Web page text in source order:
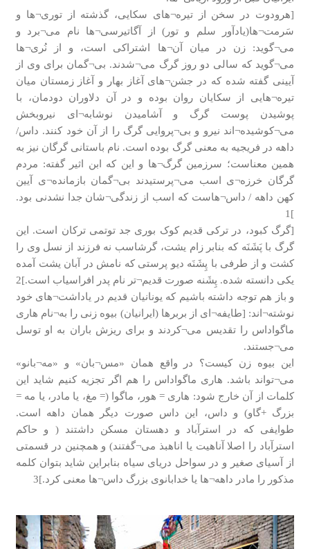
[هرودوت در سخن از تیره¬های سکایی، گذشته از توری¬ها و
سَرمت¬ها(یادآور سلم و تور) از آگاتیرسی¬ها نام می¬برد و
می¬گوید: زن در میان آن¬ها اشتراکی است، و از نُری¬ها
می¬گوید که سالی دو روز گرگ می¬شدند. بی¬گمان برای وی از
آیینی گفته شده که در جشن¬های آغاز بهار و آغاز زمستان میان
تیره¬هایی از سکایان روان بوده و در آن دلاوران دودمان، با
پوشیدن پوست گرگ و آشامیدن نوشابه¬ای نیروبخش
می¬کوشیده¬اند نیرو و بی¬پروایی گرگ را از آن خود کنند. داس/
داهه در فریجیه به معنی گرگ بوده است. نام باستانی گرگان نیز به
همین معناست؛ سرزمین گرگ¬ها و این که ابن اثیر گفته: مردم
گرگان خرزه¬ی اسب می¬پرستیدند بی¬گمان بازمانده¬ی آیین
کهن داهه / داس¬هاست که اسب از زندگی¬شان جدا نشدنی بود.
]1
[گرگ کبود، در ترکی قدیم کوک بوری جد توتمی ترکان است. این
گرگ با پَشَنَه که بنابر زام یشت، گرشاسب نه فرزند از نسل وی را
کشت و از طرفی با پِشَنَه دیو پرستی که نامش در آبان یشت آمده
یکی دانسته شده. پِشَنه صورت قدیم¬تر نام پدر افراسیاب است.]2
و باز هم توجه داشته باشیم که یونانیان قدیم در یاداشت¬های خود
نوشته¬اند: [طایفه¬ای از بربرها (ایرانیان) بیوه زنی را به¬نام هاری
ماگواداس را تقدیس می¬کردند و برای ریزش باران به او توسل
می¬جستند.
این بیوه زن کیست؟ در واقع همان «مس¬بان» و «مه¬بانو»
می¬تواند باشد. هاری ماگواداس را هم اگر تجزیه کنیم شاید این
کلمات از آن خارج شود: هاری = هور، ماگوا (= مغ، یا مادر، یا مه =
بزرگ +گاو) و داس، این داس صورت دیگر همان داهه است.
طوایفی که در استرآباد و دهستان مسکن داشتند ( و حاکم
استرآباد را اصلا آناهیت یا اناهبذ می¬گفتند) و همچنین در قسمتی
از آسیای صغیر و در سواحل دریای سیاه بنابراین شاید بتوان کلمه
مذکور را مادر داهه¬ها یا خدابانوی بزرگ داس¬ها معنی کرد.]3